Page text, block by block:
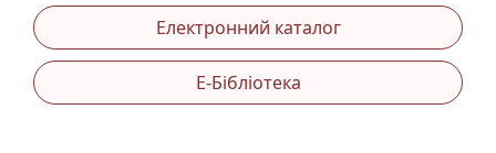
Електронний каталог
Е-Бібліотека